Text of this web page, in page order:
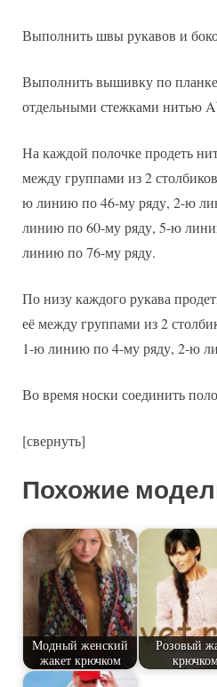
Выполнить швы рукавов и
Выполнить вышивку по
отдельными стежками нитью
На каждой полочке продеть
между группами из 2
ю линию по 46-му ряду, 2-ю
линию по 60-му ряду, 5-ю
линию по 76-му ряду.
По низу каждого рукава
её между группами из 2
1-ю линию по 4-му ряду, 2-ю
Во время носки соединить
[свернуть]
Похожие
Модный женский
жакет крючком
Розовый